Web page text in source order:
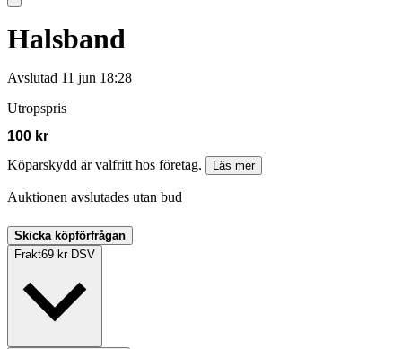
Halsband
Avslutad 11 jun 18:28
Utropspris
100 kr
Köparskydd är valfritt hos företag.
Läs mer
Auktionen avslutades utan bud
Skicka köpförfrågan
Frakt69 kr DSV